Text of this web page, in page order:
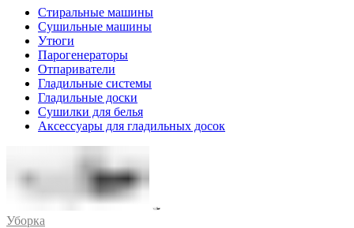
Стиральные машины
Сушильные машины
Утюги
Парогенераторы
Отпариватели
Гладильные системы
Гладильные доски
Сушилки для белья
Аксессуары для гладильных досок
Уборка